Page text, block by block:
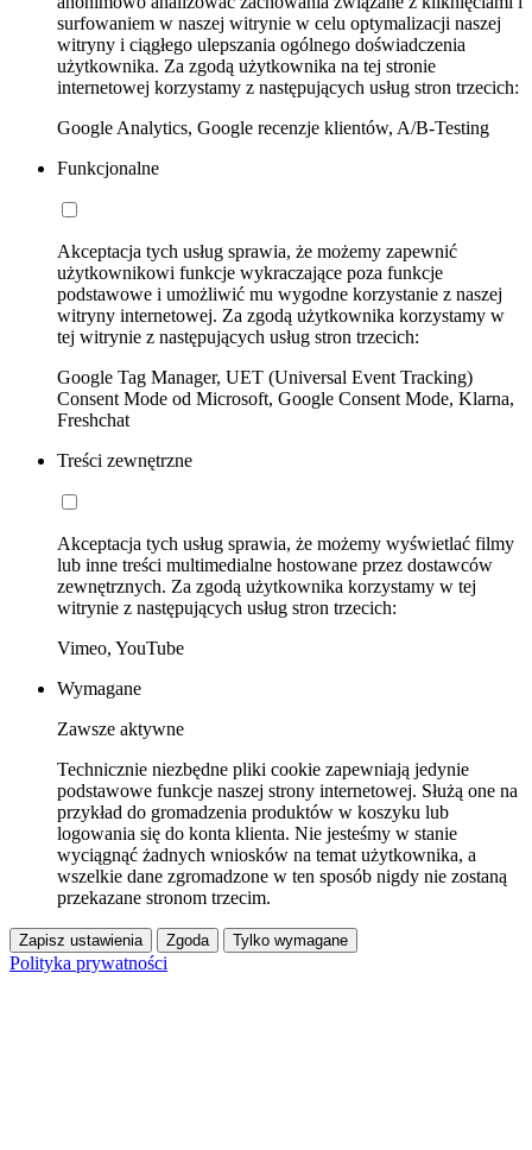
surfowaniem w naszej witrynie w celu optymalizacji naszej
witryny i ciągłego ulepszania ogólnego doświadczenia
użytkownika. Za zgodą użytkownika na tej stronie
internetowej korzystamy z następujących usług stron trzecich:
Google Analytics, Google recenzje klientów, A/B-Testing
Funkcjonalne
Akceptacja tych usług sprawia, że możemy zapewnić
użytkownikowi funkcje wykraczające poza funkcje
podstawowe i umożliwić mu wygodne korzystanie z naszej
witryny internetowej. Za zgodą użytkownika korzystamy w
tej witrynie z następujących usług stron trzecich:
Google Tag Manager, UET (Universal Event Tracking)
Consent Mode od Microsoft, Google Consent Mode, Klarna,
Freshchat
Treści zewnętrzne
Akceptacja tych usług sprawia, że możemy wyświetlać filmy
lub inne treści multimedialne hostowane przez dostawców
zewnętrznych. Za zgodą użytkownika korzystamy w tej
witrynie z następujących usług stron trzecich:
Vimeo, YouTube
Wymagane
Zawsze aktywne
Technicznie niezbędne pliki cookie zapewniają jedynie
podstawowe funkcje naszej strony internetowej. Służą one na
przykład do gromadzenia produktów w koszyku lub
logowania się do konta klienta. Nie jesteśmy w stanie
wyciągnąć żadnych wniosków na temat użytkownika, a
wszelkie dane zgromadzone w ten sposób nigdy nie zostaną
przekazane stronom trzecim.
Zapisz ustawienia Zgoda Tylko wymagane
Polityka prywatności